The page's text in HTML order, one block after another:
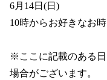
6月14日(日)
10時からお好きなお
※ここに記載のある
場合がございます。